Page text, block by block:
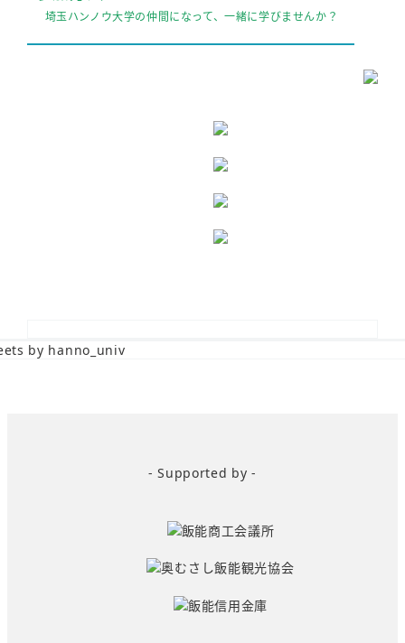
埼玉ハンノウ大学の仲間になって、一緒に学びませんか？
by hanno_univ
- Supported by -